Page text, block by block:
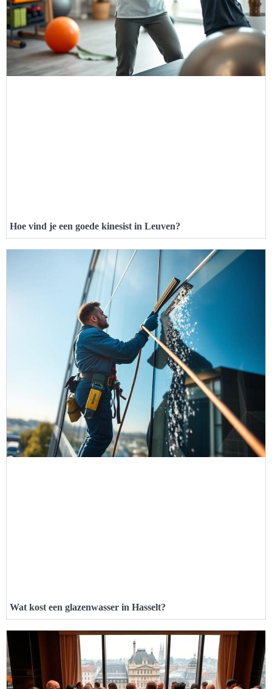
Hoe vind je een goede kinesist in Leuven?
Wat kost een glazenwasser in Hasselt?